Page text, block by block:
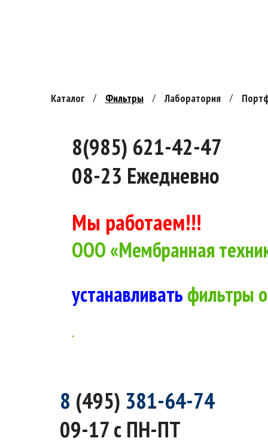
Каталог Фильтры Лаборатория
8(985) 621-42-47
08-23 Ежедневно
Мы работаем!!!
ООО «Мембранная
устанавливать фильтры
.
8 (495) 381-64-74
09-17 с ПН-ПТ